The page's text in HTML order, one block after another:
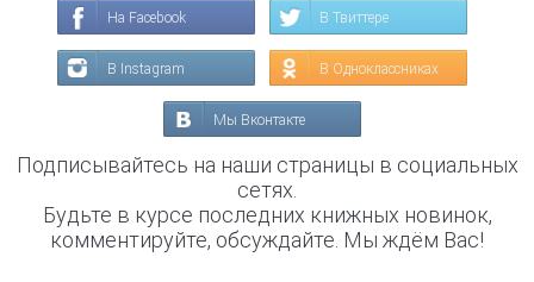
На Facebook В Твиттере
В Instagram В Одноклассниках
Мы Вконтакте
Подписывайтесь на наши страницы в социальных
сетях.
Будьте в курсе последних книжных новинок,
комментируйте, обсуждайте. Мы ждём Вас!